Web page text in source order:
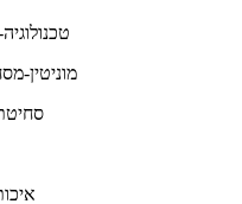
מוניטין-